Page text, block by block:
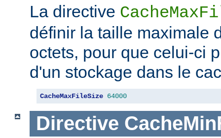
La directive
définir la taille maximale
octets, pour que celui-ci
d'un stockage dans le
CacheMaxFileSize 64000
Directive